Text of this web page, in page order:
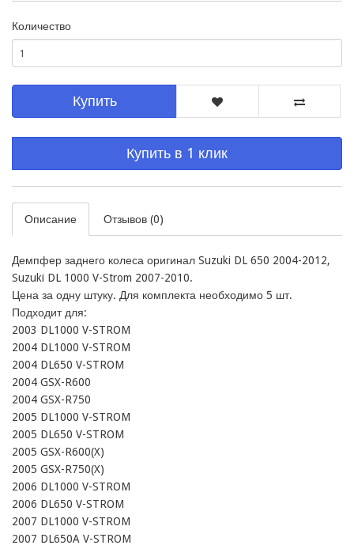
Количество
Купить
Купить в 1 клик
Описание Отзывов (0)
Демпфер заднего колеса оригинал Suzuki DL 650 2004-2012,
Suzuki DL 1000 V-Strom 2007-2010.
Цена за одну штуку. Для комплекта необходимо 5 шт.
Подходит для:
2003 DL1000 V-STROM
2004 DL1000 V-STROM
2004 DL650 V-STROM
2004 GSX-R600
2004 GSX-R750
2005 DL1000 V-STROM
2005 DL650 V-STROM
2005 GSX-R600(X)
2005 GSX-R750(X)
2006 DL1000 V-STROM
2006 DL650 V-STROM
2007 DL1000 V-STROM
2007 DL650A V-STROM